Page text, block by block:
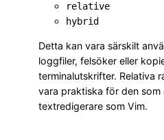
relative
hybrid
Detta kan vara särskilt
loggfiler, felsöker eller
terminalutskrifter. Relativa
vara praktiska för den som
textredigerare som Vim.